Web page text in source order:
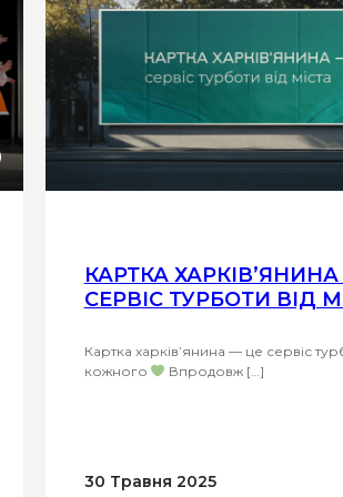
КАРТКА
СЕРВІС ТУРБОТИ ВІД
Картка харків’янина — це сервіс
кожного
Впродовж […]
30 Травня 2025